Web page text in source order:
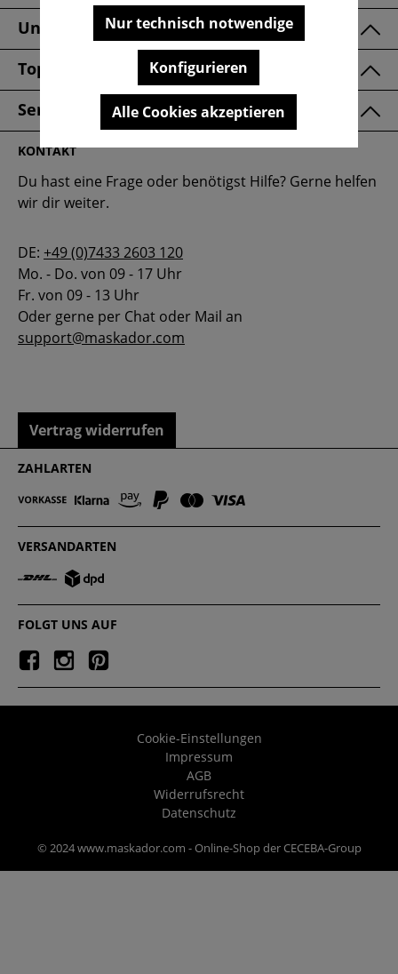
Unsere Marken
Top Kategorien
Service & FAQ
KONTAKT
Du hast eine Frage oder benötigst Hilfe? Gerne helfen
wir dir weiter.
DE: +49 (0)7433 2603 120
Mo. - Do. von 09 - 17 Uhr
Fr. von 09 - 13 Uhr
Oder gerne per Chat oder Mail an
support@maskador.com
Vertrag widerrufen
ZAHLARTEN
VERSANDARTEN
FOLGT UNS AUF
Cookie-Einstellungen
Impressum
AGB
Widerrufsrecht
Datenschutz
© 2024 www.maskador.com - Online-Shop der CECEBA-Group
Nur technisch notwendige
Konfigurieren
Alle Cookies akzeptieren